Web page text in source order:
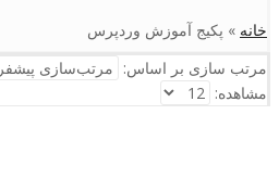
خانه » پکیج آموزش وردپرس
مرتب سازی بر اساس:
مشاهده: